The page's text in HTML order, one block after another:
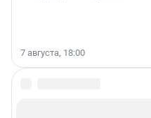
7 августа, 18:00